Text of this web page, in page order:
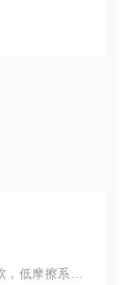
低摩擦系数，